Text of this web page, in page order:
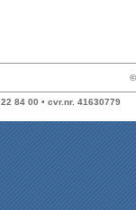
84 00 • cvr.nr. 41630779